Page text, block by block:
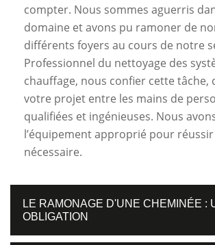
compter. Nous sommes aguerris
domaine et avons pu ramoner de
différents foyers au cours de notre
Professionnel du nettoyage des
chauffage, nous confier cette tâche,
votre projet entre les mains de
qualifiées et ingénieuses. Nous
l’équipement approprié pour
nécessaire.
LE RAMONAGE D'UNE CHEMINÉE :
OBLIGATION